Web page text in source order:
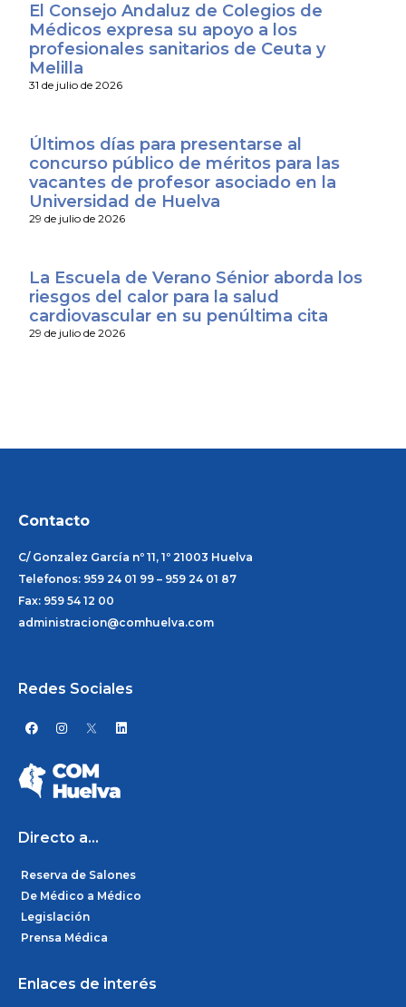
El Consejo Andaluz de Colegios de
Médicos expresa su apoyo a los
profesionales sanitarios de Ceuta y
Melilla
31 de julio de 2026
Últimos días para presentarse al
concurso público de méritos para las
vacantes de profesor asociado en la
Universidad de Huelva
29 de julio de 2026
La Escuela de Verano Sénior aborda los
riesgos del calor para la salud
cardiovascular en su penúltima cita
29 de julio de 2026
Contacto
C/ Gonzalez García nº 11, 1º 21003 Huelva
Telefonos: 959 24 01 99 – 959 24 01 87
Fax: 959 54 12 00
administracion@comhuelva.com
Redes Sociales
F
a
e
b
o
o
I
n
a
g
r
L
i
i
Directo a...
Reserva de Salones
De Médico a Médico
Legislación
Prensa Médica
Enlaces de interés